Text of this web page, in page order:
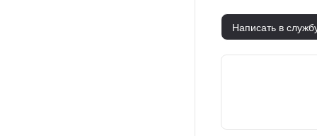
Написать в